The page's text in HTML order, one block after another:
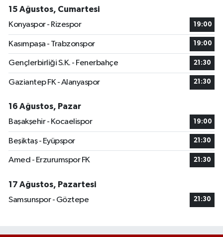
15 Ağustos, Cumartesi
Konyaspor - Rizespor
19:00
Kasımpaşa - Trabzonspor 19:00
Gençlerbirliği S.K. - Fenerbahçe 21:30
Gaziantep FK - Alanyaspor 21:30
16 Ağustos, Pazar
Başakşehir - Kocaelispor
19:00
Beşiktaş - Eyüpspor 21:30
Amed - Erzurumspor FK 21:30
17 Ağustos, Pazartesi
Samsunspor - Göztepe
21:30